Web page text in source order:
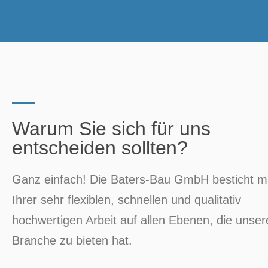
Warum Sie sich für uns
entscheiden sollten?
Ganz einfach! Die Baters-Bau GmbH besticht
Ihrer sehr flexiblen, schnellen und qualitativ
hochwertigen Arbeit auf allen Ebenen, die
Branche zu bieten hat.